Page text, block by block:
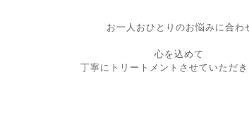
お一人おひとりのお悩みに合わ
心を込めて
丁寧にトリートメントさせていただ